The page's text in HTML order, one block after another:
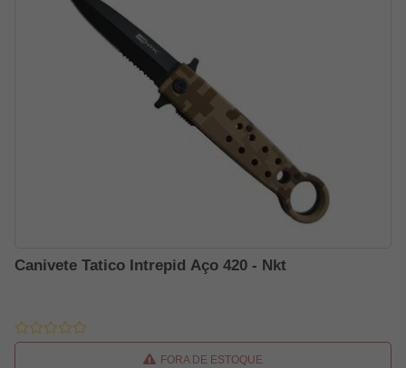
Canivete Tatico Intrepid Aço 420 - Nkt
FORA DE ESTOQUE